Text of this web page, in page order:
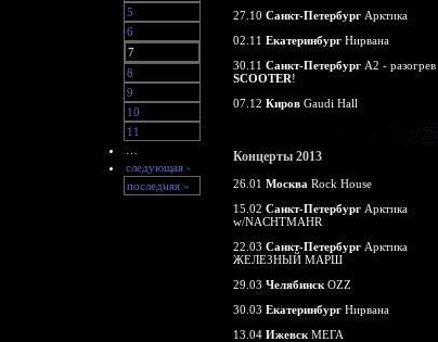
5
6
7
8
9
10
11
следующая ›
последняя »
27.10 Санкт-Петербург Арктика
02.11 Екатеринбург Нирвана
30.11 Санкт-Петербург А2 - разогрев
SCOOTER!
07.12 Киров Gaudi Hall
Концерты 2013
26.01 Москва Rock House
15.02 Санкт-Петербург Арктика
w/NACHTMAHR
22.03 Санкт-Петербург Арктика
ЖЕЛЕЗНЫЙ МАРШ
29.03 Челябинск OZZ
30.03 Екатеринбург Нирвана
13.04 Ижевск МЕГА